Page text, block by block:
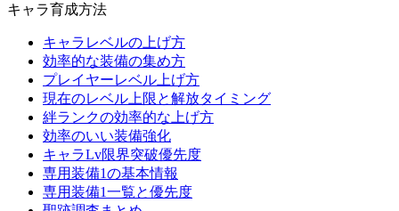
キャラ育成方法
キャラレベルの上げ方
効率的な装備の集め方
プレイヤーレベル上げ方
現在のレベル上限と解放タイミング
絆ランクの効率的な上げ方
効率のいい装備強化
キャラLv限界突破優先度
専用装備1の基本情報
専用装備1一覧と優先度